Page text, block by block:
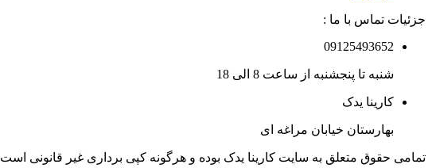
جزئیات تماس با ما :
09125493652
شنبه تا پنجشنبه از ساعت 8 الی 18
کارینا یدک
بهارستان خیابان مراغه ای
تمامی حقوق متعلق به سایت کارینا یدک بوده و هرگونه کپی برداری غیر قانونی است